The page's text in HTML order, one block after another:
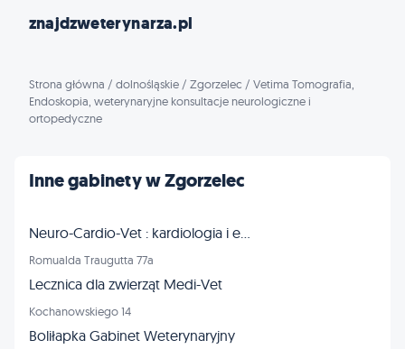
znajdzweterynarza.pl
Strona główna / dolnośląskie / Zgorzelec / Vetima Tomografia,
Endoskopia, weterynaryjne konsultacje neurologiczne i
ortopedyczne
Inne gabinety w Zgorzelec
Neuro-Cardio-Vet : kardiologia i echo serca
Romualda Traugutta 77a
Lecznica dla zwierząt Medi-Vet
Kochanowskiego 14
Boliłapka Gabinet Weterynaryjny